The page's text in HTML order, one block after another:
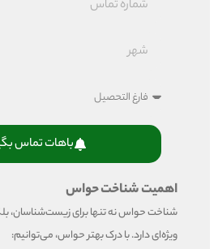
باهات تماس
اهمیت شناخت حواس
شناخت حواس نه تنها برای زیست‌شناسان،
ویژه‌ای دارد. با درک بهتر حواس، می‌توانیم: